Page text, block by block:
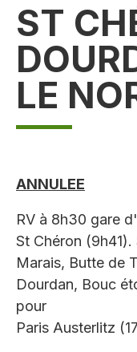
ST
LE
ANNULEE
RV à 8h30 gare
St Chéron
Marais, Butte de
Dourdan, Bouc
pour
Paris Austerlitz